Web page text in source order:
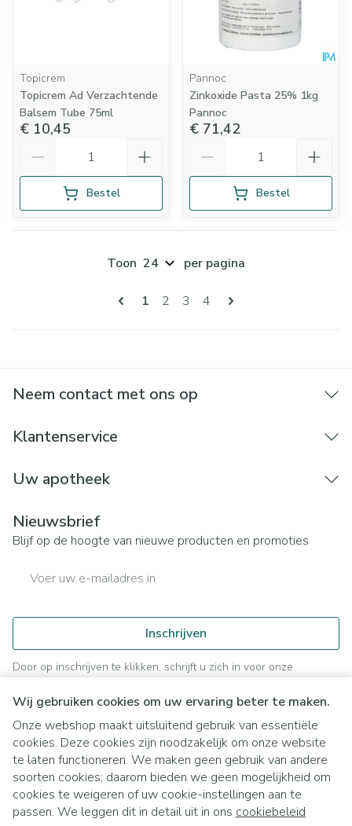
Wij gebruiken cookies om uw ervaring beter te maken.
Onze webshop maakt uitsluitend gebruik van essentiële
cookies. Deze cookies zijn noodzakelijk om onze website
te laten functioneren. We maken geen gebruik van andere
soorten cookies; daarom bieden we geen mogelijkheid om
cookies te weigeren of uw cookie-instellingen aan te
passen. We leggen dit in detail uit in ons cookiebeleid
Topicrem
Topicrem Ad Verzachtende
Balsem Tube 75ml
€ 10,45
Bestel
Pannoc
Zinkoxide Pasta 25% 1kg
Pannoc
€ 71,42
Bestel
Pagina's
U lees momenteel pagina
1 Pagina
2 Pagina
3 Pagina
4
Toon per pagina
Neem contact met ons op
Klantenservice
Uw apotheek
Nieuwsbrief
Blijf op de hoogte van nieuwe producten en promoties
Inschrijven
Door op inschrijven te klikken, schrijft u zich in voor onze
nieuwsbrief en gaat u akkoord met onzeprivacy policy.
Juridische links